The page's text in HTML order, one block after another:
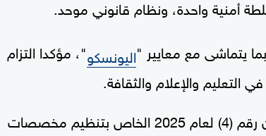
أمنية واحدة، ونظام قانوني موحد.
يتماشى مع معايير "اليونسكو"، مؤكدا التزام
والإعلام والثقافة.
إلى بدء تنفيذ قانون رقم (4) لعام 2025 الخاص بتنظيم مخصصات